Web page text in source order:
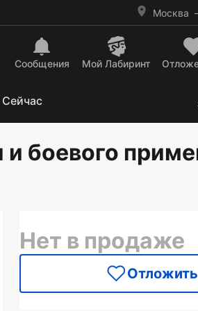
Москва
Сообщения Mой Лабиринт
боевого
Нет в продаже
Отложить